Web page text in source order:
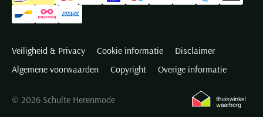
Veiligheid & Privacy Cookie informatie
Disclaimer
Algemene voorwaarden
Copyright Overige informatie
© 2026 Schulte Herenmode